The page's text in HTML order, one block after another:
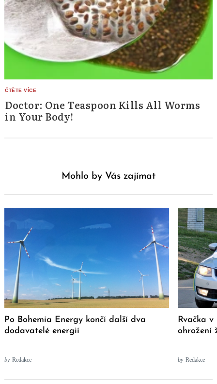
Doctor: One Teaspoon Kills All Worms
in Your Body!
Mohlo by Vás zajímat
Po Bohemia Energy končí další dva
dodavatelé energií
by Redakce
Rvačka
ohrožení
by Redakce